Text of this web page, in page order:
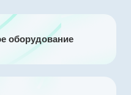
оборудование